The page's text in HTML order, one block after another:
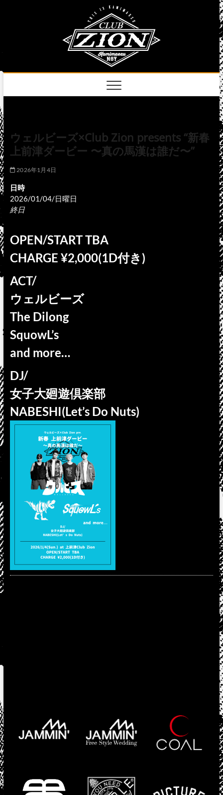
ウェルビーズ×Club Zion presents “新春
上前津ダービー 〜真の馬漢は誰だ〜”
2026年1月4日
日時
2026/01/04/日曜日
終日
OPEN/START TBA
CHARGE ¥2,000(1D付き)
ACT/
ウェルビーズ
The Dilong
SquowL’s
and more…
DJ/
女子大廻遊倶楽部
NABESHI(Let’s Do Nuts)